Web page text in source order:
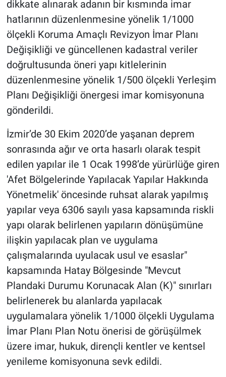
dikkate alınarak adanın bir kısmında imar
hatlarının düzenlenmesine yönelik 1/1000
ölçekli Koruma Amaçlı Revizyon İmar Planı
Değişikliği ve güncellenen kadastral veriler
doğrultusunda öneri yapı kitlelerinin
düzenlenmesine yönelik 1/500 ölçekli Yerleşim
Planı Değişikliği önergesi imar komisyonuna
gönderildi.
İzmir’de 30 Ekim 2020’de yaşanan deprem
sonrasında ağır ve orta hasarlı olarak tespit
edilen yapılar ile 1 Ocak 1998’de yürürlüğe giren
'Afet Bölgelerinde Yapılacak Yapılar Hakkında
Yönetmelik' öncesinde ruhsat alarak yapılmış
yapılar veya 6306 sayılı yasa kapsamında riskli
yapı olarak belirlenen yapıların dönüşümüne
ilişkin yapılacak plan ve uygulama
çalışmalarında uyulacak usul ve esaslar"
kapsamında Hatay Bölgesinde "Mevcut
Plandaki Durumu Korunacak Alan (K)" sınırları
belirlenerek bu alanlarda yapılacak
uygulamalara yönelik 1/1000 ölçekli Uygulama
İmar Planı Plan Notu önerisi de görüşülmek
üzere imar, hukuk, dirençli kentler ve kentsel
yenileme komisyonuna sevk edildi.